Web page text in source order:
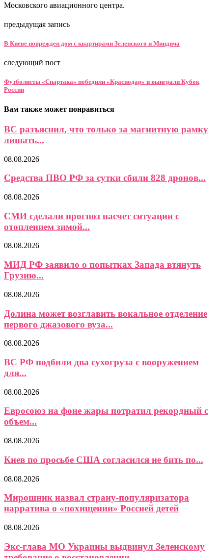
Московского авиационного центра.
предыдущая запись
В Киеве поврежден дом с квартирами Зеленского и Миндича
следующий пост
Футболисты «Спартака» победили «Краснодар» и выиграли Кубок
России
Вам также может понравиться
ВС разъяснил, что только за магнитную рамку
лишать...
08.08.2026
Средства ПВО РФ за сутки сбили 828 дронов...
08.08.2026
СМИ сделали прогноз насчет ситуации с
отоплением зимой...
08.08.2026
МИД РФ заявило о попытках Запада втянуть
Грузию...
08.08.2026
Долина может возглавить вокальное отделение
первого джазового вуза...
08.08.2026
ВС РФ подбили два сухогруза с вооружением
для...
08.08.2026
Евросоюз на фоне жары потратил рекордный с
объем...
08.08.2026
Киев по просьбе США согласился не бить по...
08.08.2026
Мирошник назвал страну-популяризатора
нарратива о «похищении» Россией детей
08.08.2026
Экс-глава МО Украины выдвинул Зеленскому